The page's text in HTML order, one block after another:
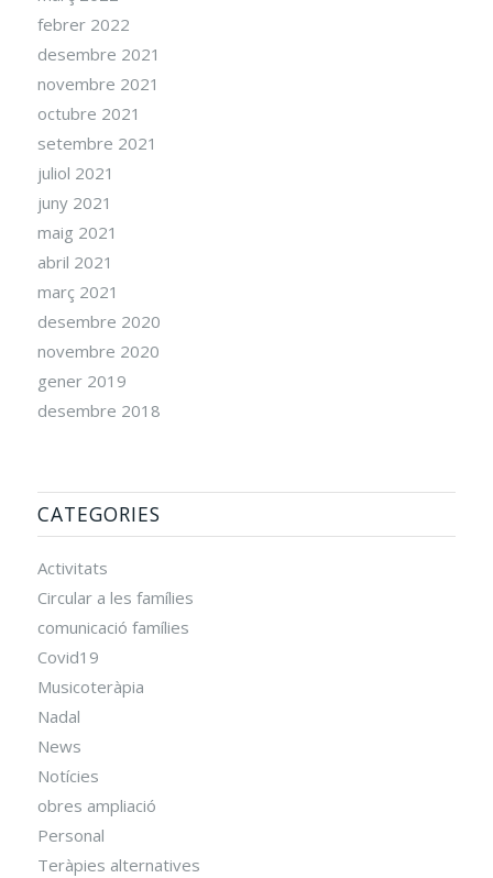
febrer 2022
desembre 2021
novembre 2021
octubre 2021
setembre 2021
juliol 2021
juny 2021
maig 2021
abril 2021
març 2021
desembre 2020
novembre 2020
gener 2019
desembre 2018
CATEGORIES
Activitats
Circular a les famílies
comunicació famílies
Covid19
Musicoteràpia
Nadal
News
Notícies
obres ampliació
Personal
Teràpies alternatives